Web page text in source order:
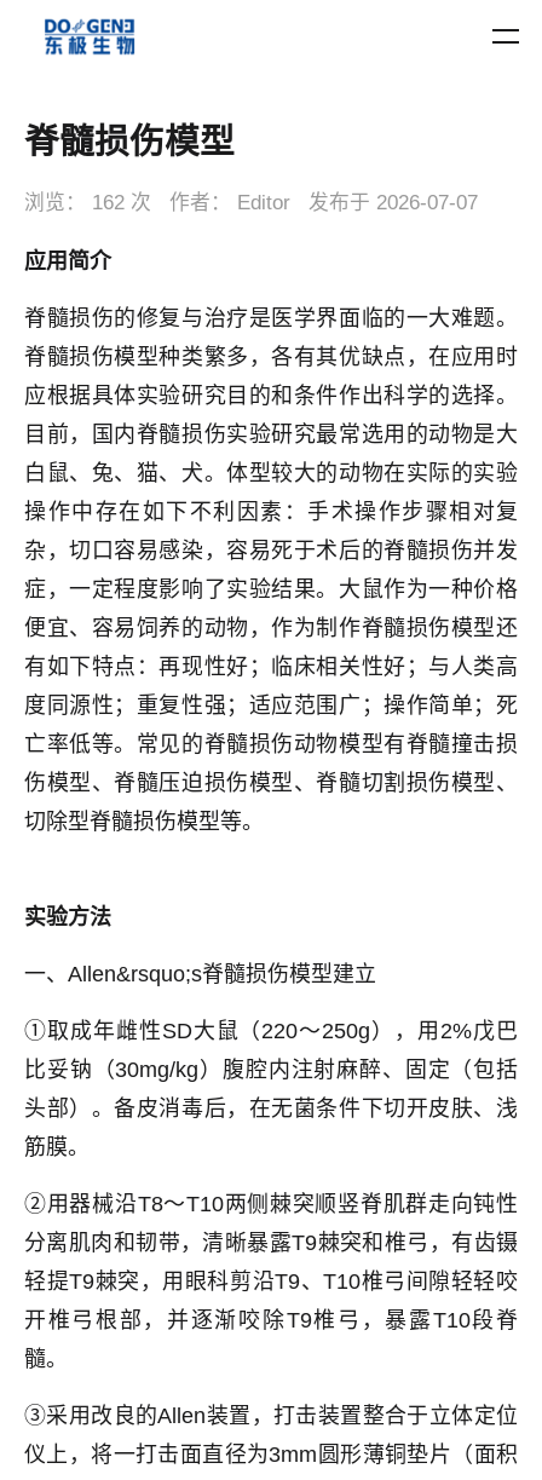
脊髓损伤模型
浏览： 162 次 作者： Editor 发布于 2026-07-07
应用简介
脊髓损伤的修复与治疗是医学界面临的一大难题。
脊髓损伤模型种类繁多，各有其优缺点，在应用时
应根据具体实验研究目的和条件作出科学的选择。
目前，国内脊髓损伤实验研究最常选用的动物是大
白鼠、兔、猫、犬。体型较大的动物在实际的实验
操作中存在如下不利因素：手术操作步骤相对复
杂，切口容易感染，容易死于术后的脊髓损伤并发
症，一定程度影响了实验结果。大鼠作为一种价格
便宜、容易饲养的动物，作为制作脊髓损伤模型还
有如下特点：再现性好；临床相关性好；与人类高
度同源性；重复性强；适应范围广；操作简单；死
亡率低等。常见的脊髓损伤动物模型有脊髓撞击损
伤模型、脊髓压迫损伤模型、脊髓切割损伤模型、
切除型脊髓损伤模型等。
实验方法
一、Allen&rsquo;s脊髓损伤模型建立
①取成年雌性SD大鼠（220～250g），用2%戊巴
比妥钠（30mg/kg）腹腔内注射麻醉、固定（包括
头部）。备皮消毒后，在无菌条件下切开皮肤、浅
筋膜。
②用器械沿T8～T10两侧棘突顺竖脊肌群走向钝性
分离肌肉和韧带，清晰暴露T9棘突和椎弓，有齿镊
轻提T9棘突，用眼科剪沿T9、T10椎弓间隙轻轻咬
开椎弓根部，并逐渐咬除T9椎弓，暴露T10段脊
髓。
③采用改良的Allen装置，打击装置整合于立体定位
仪上，将一打击面直径为3mm圆形薄铜垫片（面积